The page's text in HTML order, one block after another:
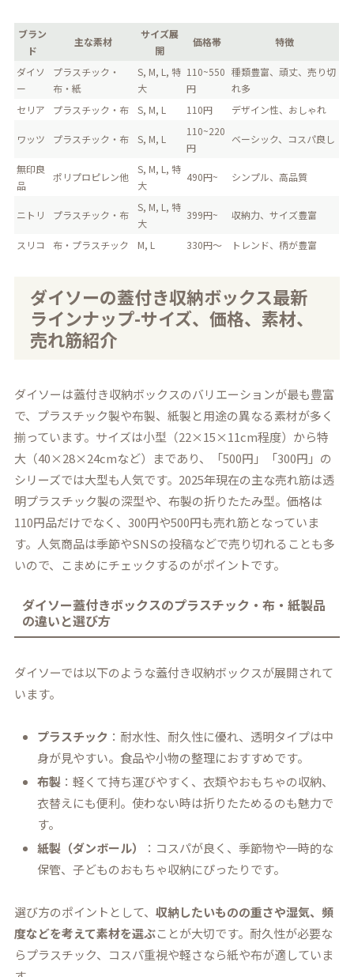
ブラン
ド
主な素材
サイズ展
開
価格帯 特徴
ダイソ
ー
プラスチック・
布・紙
S, M, L, 特
大
110~550
円
種類豊富、頑丈、売り切
れ多
セリア
プラスチック・布 S, M, L 110円 デザイン性、おしゃれ
ワッツ プラスチック・布 S, M, L
110~220
円
ベーシック、コスパ良し
無印良
品
ポリプロピレン他
S, M, L, 特
大
490円~ シンプル、高品質
ニトリ プラスチック・布
S, M, L, 特
大
399円~ 収納力、サイズ豊富
スリコ 布・プラスチック M, L 330円～ トレンド、柄が豊富
ダイソーの蓋付き収納ボックス最新
ラインナップ-サイズ、価格、素材、
売れ筋紹介
ダイソーは蓋付き収納ボックスのバリエーションが最も豊富
で、プラスチック製や布製、紙製と用途の異なる素材が多く
揃っています。サイズは小型（22×15×11cm程度）から特
大（40×28×24cmなど）まであり、「500円」「300円」の
シリーズでは大型も人気です。2025年現在の主な売れ筋は透
明プラスチック製の深型や、布製の折りたたみ型。価格は
110円品だけでなく、300円や500円も売れ筋となっていま
す。人気商品は季節やSNSの投稿などで売り切れることも多
いので、こまめにチェックするのがポイントです。
ダイソー蓋付きボックスのプラスチック・布・紙製品
の違いと選び方
ダイソーでは以下のような蓋付き収納ボックスが展開されて
います。
プラスチック ：耐水性、耐久性に優れ、透明タイプは中
身が見やすい。食品や小物の整理におすすめです。
布製 ：軽くて持ち運びやすく、衣類やおもちゃの収納、
衣替えにも便利。使わない時は折りたためるのも魅力で
す。
紙製（ダンボール）
：コスパが良く、季節物や一時的な
保管、子どものおもちゃ収納にぴったりです。
選び方のポイントとして、収納したいものの重さや湿気、頻
度などを考えて素材を選ぶことが大切です。耐久性が必要な
らプラスチック、コスパ重視や軽さなら紙や布が適していま